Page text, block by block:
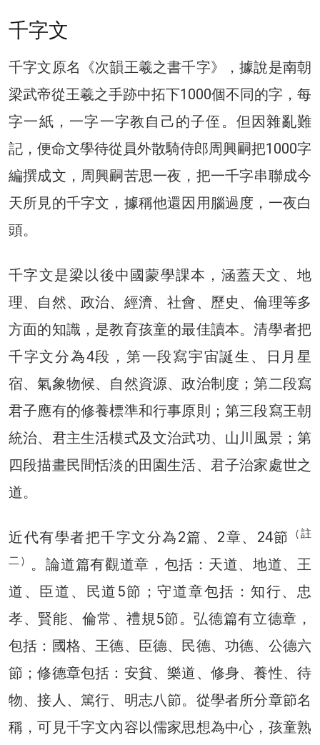
千字文
千字文原名《次韻王羲之書千字》，據說是南朝
梁武帝從王羲之手跡中拓下1000個不同的字，每
字一紙，一字一字教自己的子侄。但因雜亂難
記，便命文學待從員外散騎侍郎周興嗣把1000字
編撰成文，周興嗣苦思一夜，把一千字串聯成今
天所見的千字文，據稱他還因用腦過度，一夜白
頭。
千字文是梁以後中國蒙學課本，涵蓋天文、地
理、自然、政治、經濟、社會、歷史、倫理等多
方面的知識，是教育孩童的最佳讀本。清學者把
千字文分為4段，第一段寫宇宙誕生、日月星
宿、氣象物候、自然資源、政治制度；第二段寫
君子應有的修養標準和行事原則；第三段寫王朝
統治、君主生活模式及文治武功、山川風景；第
四段描畫民間恬淡的田園生活、君子治家處世之
道。
近代有學者把千字文分為2篇、2章、24節 （註
二） 。論道篇有觀道章，包括：天道、地道、王
道、臣道、民道5節；守道章包括：知行、忠
孝、賢能、倫常、禮規5節。弘德篇有立德章，
包括：國格、王德、臣德、民德、功德、公德六
節；修德章包括：安貧、樂道、修身、養性、待
物、接人、篤行、明志八節。從學者所分章節名
稱，可見千字文內容以儒家思想為中心，孩童熟